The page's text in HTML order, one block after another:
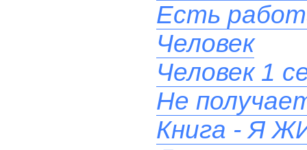
Есть
Человек
Человек 1
Не
Книга - Я